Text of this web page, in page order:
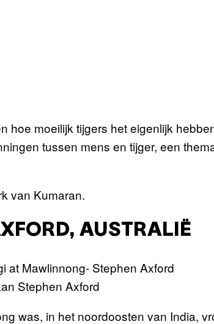
hoe moeilijk tijgers het eigenlijk
tussen mens en tijger, een
van Kumaran.
AUSTRALIË
Stephen Axford
was, in het noordoosten van India,